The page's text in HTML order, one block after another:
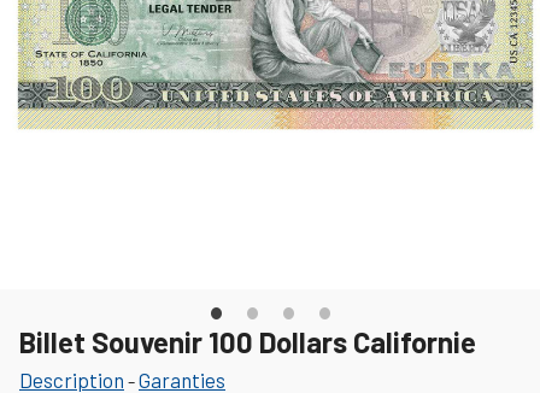
Billet Souvenir 100 Dollars Californie
Description -Garanties